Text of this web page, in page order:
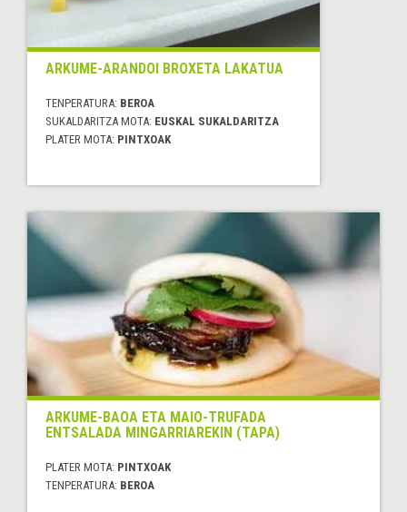
ARKUME-ARANDOI BROXETA LAKATUA
TENPERATURA: BEROA
SUKALDARITZA MOTA: EUSKAL SUKALDARITZA
PLATER MOTA: PINTXOAK
ARKUME-BAOA ETA MAIO-TRUFADA
ENTSALADA MINGARRIAREKIN (TAPA)
PLATER MOTA: PINTXOAK
TENPERATURA: BEROA